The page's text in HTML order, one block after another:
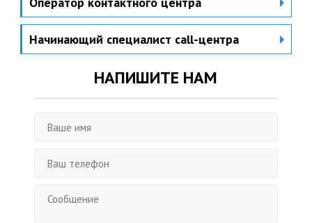
Начинающий специалист call-центра
НАПИШИТЕ НАМ